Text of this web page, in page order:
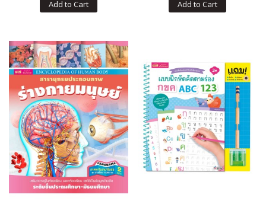
Add to Cart Add to Cart